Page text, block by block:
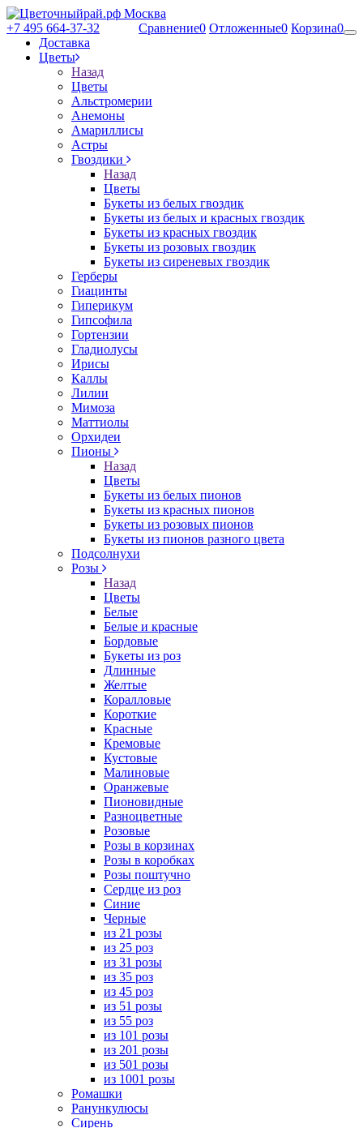
+7 495 664-37-32 Сравнение0 Отложенные0 Корзина0
Доставка
Цветы
Назад
Цветы
Альстромерии
Анемоны
Амариллисы
Астры
Гвоздики
Назад
Цветы
Букеты из белых гвоздик
Букеты из белых и красных гвоздик
Букеты из красных гвоздик
Букеты из розовых гвоздик
Букеты из сиреневых гвоздик
Герберы
Гиацинты
Гиперикум
Гипсофила
Гортензии
Гладиолусы
Ирисы
Каллы
Лилии
Мимоза
Маттиолы
Орхидеи
Пионы
Назад
Цветы
Букеты из белых пионов
Букеты из красных пионов
Букеты из розовых пионов
Букеты из пионов разного цвета
Подсолнухи
Розы
Назад
Цветы
Белые
Белые и красные
Бордовые
Букеты из роз
Длинные
Желтые
Коралловые
Короткие
Красные
Кремовые
Кустовые
Малиновые
Оранжевые
Пионовидные
Разноцветные
Розовые
Розы в корзинах
Розы в коробках
Розы поштучно
Сердце из роз
Синие
Черные
из 21 розы
из 25 роз
из 31 розы
из 35 роз
из 45 роз
из 51 розы
из 55 роз
из 101 розы
из 201 розы
из 501 розы
из 1001 розы
Ромашки
Ранункулюсы
Сирень